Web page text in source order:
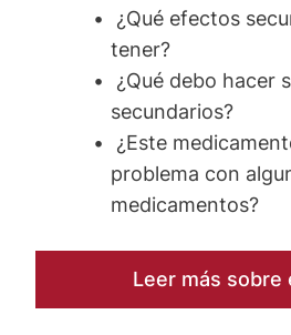
¿Qué efectos
tener?
¿Qué debo hacer
secundarios?
¿Este
problema con
medicamentos?
Leer más sobre